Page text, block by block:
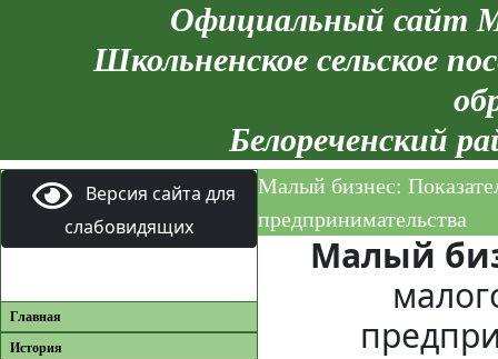
Официальный сайт
Школьненское сельское
Белореченский
Версия сайта для
слабовидящих
Главная
История
Малый бизнес:
предпринимательства
Малый